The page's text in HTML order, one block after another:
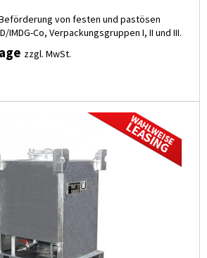
von festen und pastösen
IMDG-Co, Verpackungsgruppen I, II und III.
zzgl. MwSt.